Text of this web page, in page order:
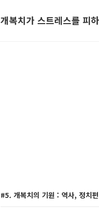
개복치가 스트레스를 피
#5. 개복치의 기원 : 역사, 정치편